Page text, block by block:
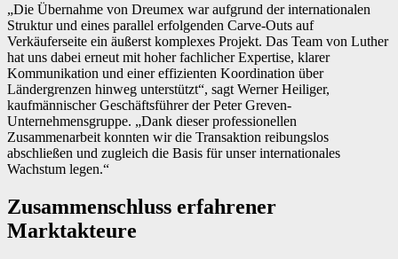
„Die Übernahme von Dreumex war aufgrund der internationalen
Struktur und eines parallel erfolgenden Carve-Outs auf
Verkäuferseite ein äußerst komplexes Projekt. Das Team von Luther
hat uns dabei erneut mit hoher fachlicher Expertise, klarer
Kommunikation und einer effizienten Koordination über
Ländergrenzen hinweg unterstützt“, sagt Werner Heiliger,
kaufmännischer Geschäftsführer der Peter Greven-
Unternehmensgruppe. „Dank dieser professionellen
Zusammenarbeit konnten wir die Transaktion reibungslos
abschließen und zugleich die Basis für unser internationales
Wachstum legen.“
Zusammenschluss erfahrener
Marktakteure